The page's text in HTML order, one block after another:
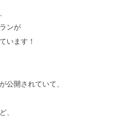
ンが
います！
公開されていて、
、